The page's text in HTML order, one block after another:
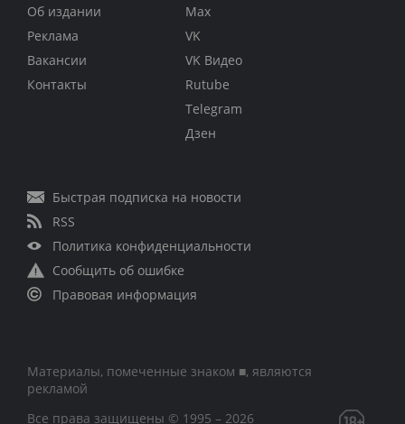
Об издании
Реклама
Вакансии
Контакты
Max
VK
VK Видео
Rutube
Telegram
Дзен
Быстрая подписка на новости
RSS
Политика конфиденциальности
Сообщить об ошибке
Правовая информация
Материалы, помеченные знаком ■, являются
рекламой
Все права защищены © 1995 – 2026